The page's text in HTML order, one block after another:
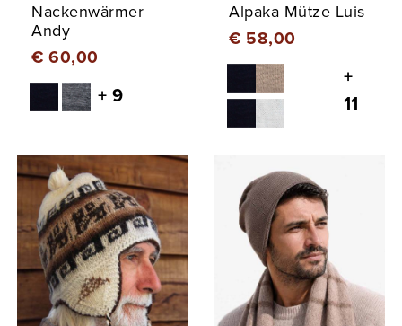
Nackenwärmer
Andy
€ 60,00
+ 9
Alpaka Mütze Luis
€ 58,00
+
11